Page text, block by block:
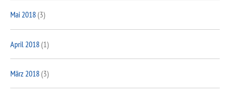
Mai 2018(3)
April 2018(1)
März 2018(3)